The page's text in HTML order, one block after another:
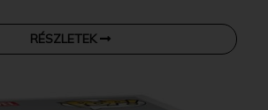
RÉSZLETEK